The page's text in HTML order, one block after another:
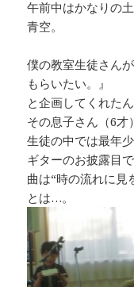
午前中はかなりの
青空。
僕の教室生徒さん
もらいたい。』
と企画してくれたん
その息子さん（6才
生徒の中では最年少
ギターのお披露目
曲は“時の流れに見
とは…。